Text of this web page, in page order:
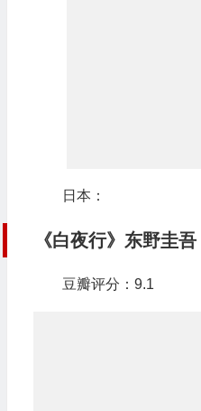
日本：
《白夜行》东野圭吾
豆瓣评分：9.1